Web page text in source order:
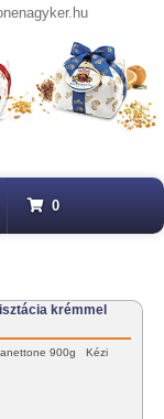
0
krémmel
900g Kézi